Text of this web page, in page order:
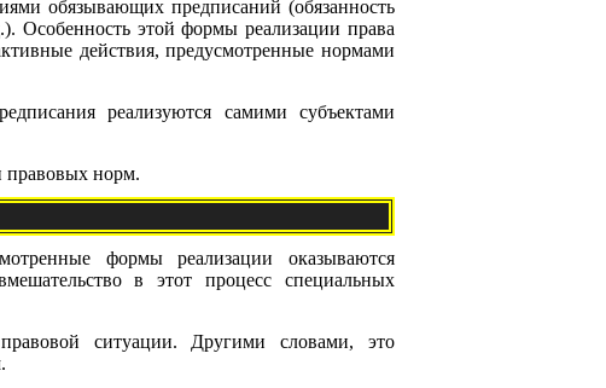
обязывающих предписаний (обязанность
Особенность этой формы реализации права
действия, предусмотренные нормами
реализуются самими субъектами
правовых норм.
формы реализации оказываются
в этот процесс специальных
ситуации. Другими словами, это